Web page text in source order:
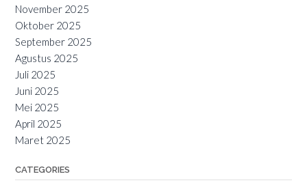
November 2025
Oktober 2025
September 2025
Agustus 2025
Juli 2025
Juni 2025
Mei 2025
April 2025
Maret 2025
CATEGORIES